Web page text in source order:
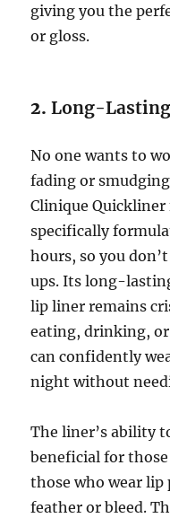
giving you the
or gloss.
2.Long-
No one wants to
fading or
Clinique Quickliner
specifically
hours, so you
ups. Its long-
lip liner remains
eating, drinking,
can confidently
night without
The liner’s ability
beneficial for
those who wear
feather or bleed.